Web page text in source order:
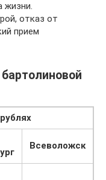
жизни.
отказ от
прием
Всеволожск